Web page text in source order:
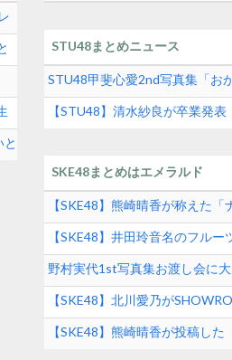
STU48まとめニュース
STU48甲斐心愛2nd写真集「お
【STU48】清水紗良が卒業発
SKE48まとめはエメラルド
【SKE48】熊崎晴香が称えた
【SKE48】井田玲音名のフル
グルメの実態とは？
野村実代1st写真集お渡し会に
SKE48界隈トレンド速報
【SKE48】北川愛乃が
【SKE48】熊崎晴香が投稿し